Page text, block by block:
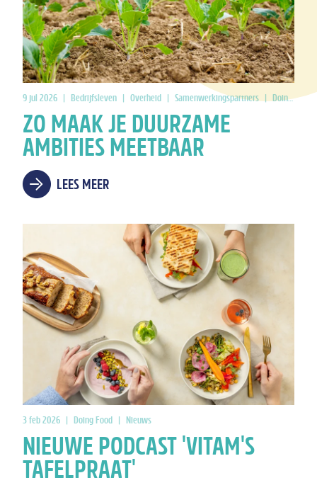
9 jul 2026 | Bedrijfsleven | Overheid | Samenwerkingspartners | Doing Good
ZO MAAK JE DUURZAME
AMBITIES MEETBAAR
LEES MEER
3 feb 2026 | Doing Food | Nieuws
NIEUWE PODCAST 'VITAM'S
TAFELPRAAT'